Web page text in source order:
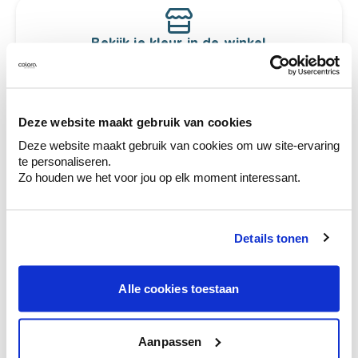
Deze website maakt gebruik van cookies
Deze website maakt gebruik van cookies om uw site-ervaring
te personaliseren.
Zo houden we het voor jou op elk moment interessant.
Details tonen
Alle cookies toestaan
Aanpassen
Bekijk je kleur in de winkel
Ontdek er kleurechte stalen van je
te verfijnen.
Krijg persoonlijk advies om kleuren te
combineren.
Krijg kleuradvies op basis van de lichtinval
en je meubels.